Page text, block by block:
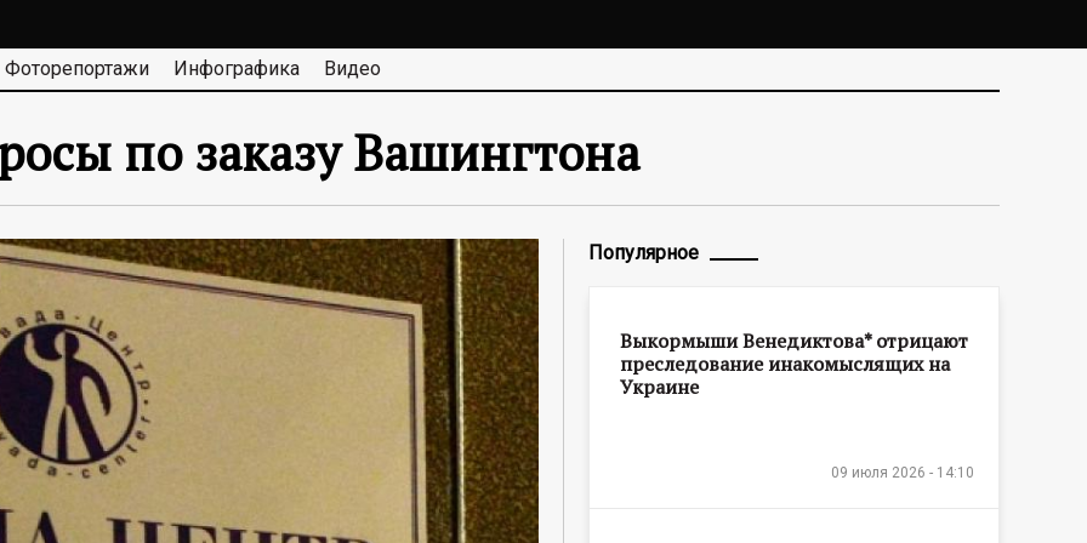
Фоторепортажи Инфографика Видео
по заказу Вашингтона
Популярное
Выкормыши Венедиктова* отрицают
преследование инакомыслящих на
Украине
09 июля 2026 - 14:10